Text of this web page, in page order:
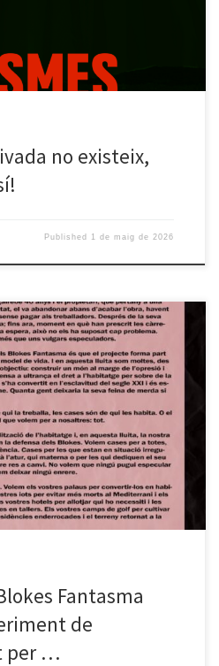
no existeix,
Published 1 de maig de 2026
volem fer públic que, fa un
de la finca ha iniciat un procediment
l’espai. Avui dia, encara no tenim
certesa la intencionalitat d’un
[…]
Fantasma
de
per …